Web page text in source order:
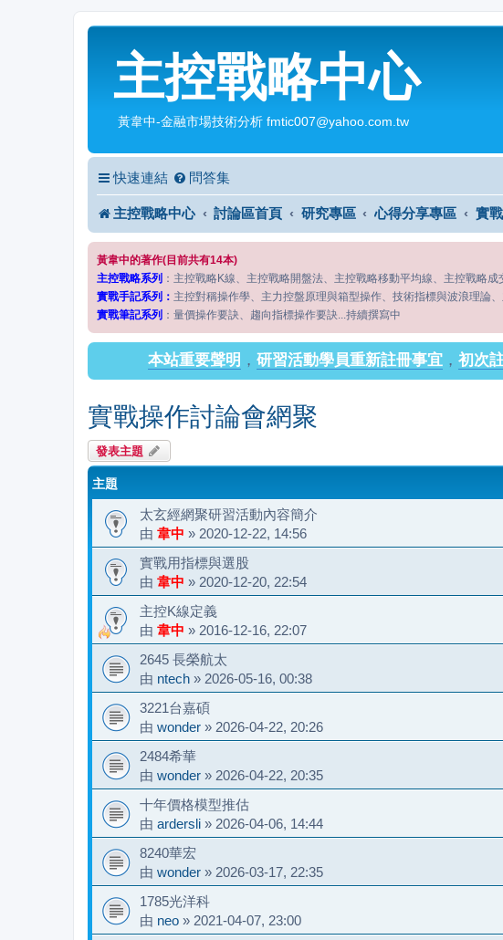
主控戰略中心
黃韋中-金融市場技術分析 fmtic007@yahoo.com.tw
快速連結 問答集
主控戰略中心 討論區首頁 研究專區 心得分享專區 實
黃韋中的著作(目前共有14本)
主控戰略系列 ：主控戰略K線、主控戰略開盤法、主控戰略移動平均線、主控戰略
實戰手記系列： 主控對稱操作學、主力控盤原理與箱型操作、技術指標與波浪理論
實戰筆記系列 ：量價操作要訣、趨向指標操作要訣...持續撰寫中
本站重要聲明 ， 研習活動學員重新註冊事宜 ， 初次
實戰操作討論會網聚
發表主題
主題
太玄經網聚研習活動內容簡介
由 韋中 » 2020-12-22, 14:56
實戰用指標與選股
由 韋中 » 2020-12-20, 22:54
主控K線定義
由 韋中 » 2016-12-16, 22:07
2645 長榮航太
由 ntech » 2026-05-16, 00:38
3221台嘉碩
由 wonder » 2026-04-22, 20:26
2484希華
由 wonder » 2026-04-22, 20:35
十年價格模型推估
由 ardersli » 2026-04-06, 14:44
8240華宏
由 wonder » 2026-03-17, 22:35
1785光洋科
由 neo » 2021-04-07, 23:00